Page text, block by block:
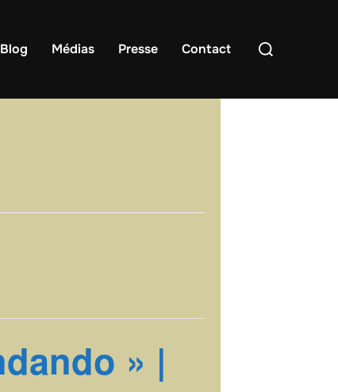
Blog Médias Presse Contact
Rechercher :
» |